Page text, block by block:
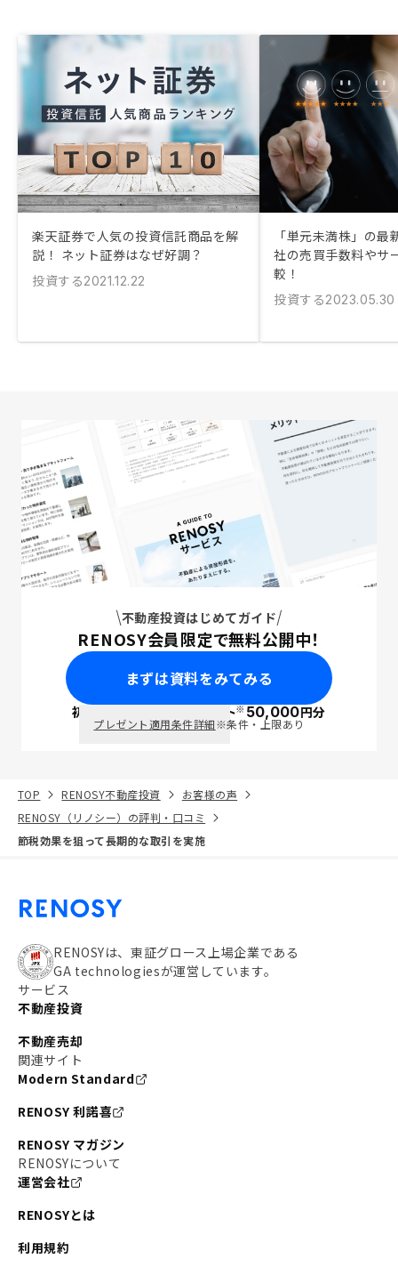
楽天証券で人気の投資信託商品を解
説！ ネット証券はなぜ好調？
投資する2021.12.22
「単元未満株」の
社の売買手数料やサ
較！
投資する2023.05.30
不動産投資はじめてガイド
RENOSY会員限定で無料公開中！
まずは資料をみてみる
初回面談で ポイント※50,000円分
プレゼント適用条件詳細※条件・上限あり
TOP RENOSY不動産投資
お客様の声
RENOSY（リノシー）の評判・口コミ
節税効果を狙って長期的な取引を実施
RENOSYは、東証グロース上場企業である
GA technologiesが運営しています。
サービス
不動産投資
不動産売却
関連サイト
Modern Standard
RENOSY 利諾喜
RENOSY マガジン
RENOSYについて
運営会社
RENOSYとは
利用規約